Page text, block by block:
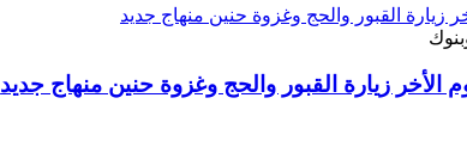
الأخر زيارة القبور والحج وغزوة حنين منهاج جديد